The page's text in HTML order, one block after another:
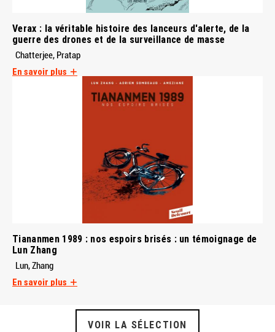
Verax : la véritable histoire des lanceurs d'alerte, de la
guerre des drones et de la surveillance de masse
Chatterjee, Pratap
En savoir plus
Tiananmen 1989 : nos espoirs brisés : un témoignage de
Lun Zhang
Lun, Zhang
En savoir plus
VOIR LA SÉLECTION